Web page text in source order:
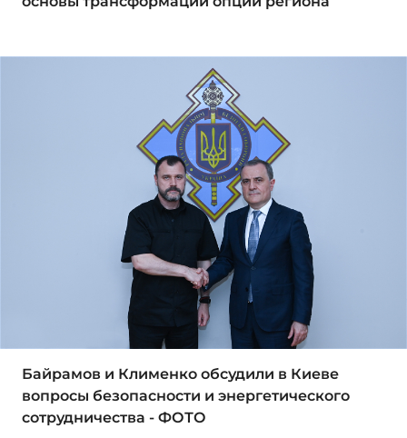
Байрамов и Клименко обсудили в Киеве
вопросы безопасности и энергетического
сотрудничества - ФОТО